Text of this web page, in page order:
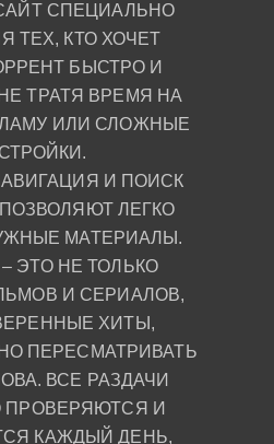
СПЕЦИАЛЬНО
ТЕХ, КТО ХОЧЕТ
БЫСТРО И
ТРАТЯ ВРЕМЯ НА
ИЛИ СЛОЖНЫЕ
И ПОИСК
ЛЕГКО
МАТЕРИАЛЫ.
– ЭТО НЕ ТОЛЬКО
И СЕРИАЛОВ,
ХИТЫ,
ПЕРЕСМАТРИВАТЬ
ВСЕ РАЗДАЧИ
ПРОВЕРЯЮТСЯ И
КАЖДЫЙ ДЕНЬ,